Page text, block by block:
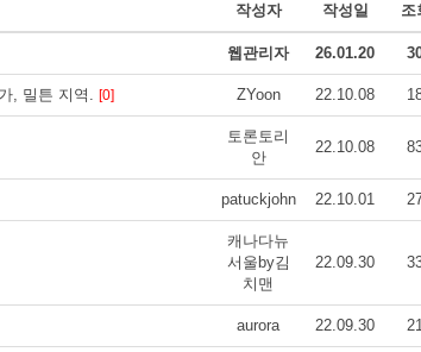
작성자 작성일 조
웹관리자 26.01.20
, 밀튼 지역. [0] ZYoon 22.10.08
토론토리
안
22.10.08
patuckjohn 22.10.01
캐나다뉴
서울by김
치맨
22.09.30
aurora 22.09.30